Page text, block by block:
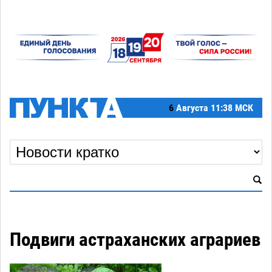
6 Августа 11:38 МСК
Подвиги астраханских аграриев